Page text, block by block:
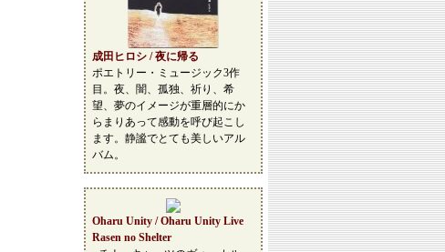
成田ヒロシ / 夜に帰る
ポエトリー・ミュージック3作
目。夜、闇、孤独、祈り、希
望、夢のイメージが重層的にか
らまりあって感動を呼び起こし
ます。静謐でとても美しいアル
バム。
Oharu Unity / Oharu Unity Live
Rasen no Shelter